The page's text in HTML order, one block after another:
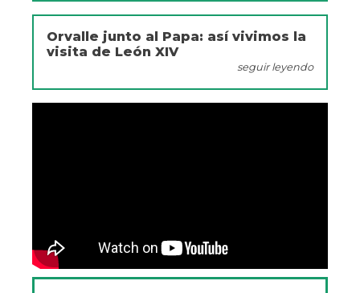
Orvalle junto al Papa: así vivimos la
visita de León XIV
seguir leyendo